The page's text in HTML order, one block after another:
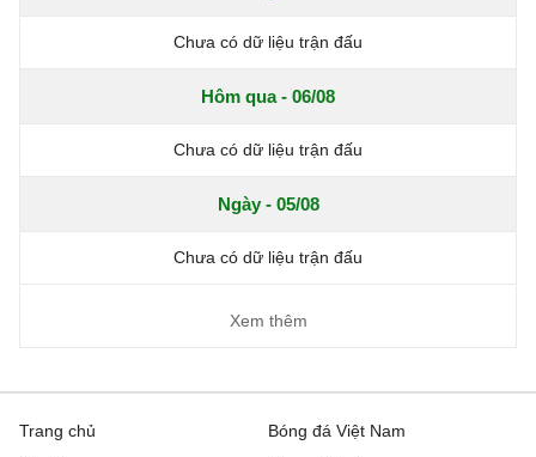
Chưa có dữ liệu trận đấu
Hôm qua - 06/08
Chưa có dữ liệu trận đấu
Ngày - 05/08
Chưa có dữ liệu trận đấu
Xem thêm
Trang chủ
Bóng đá Việt Nam